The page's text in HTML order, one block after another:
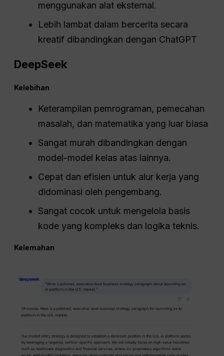
menggunakan alat eksternal.
Lebih lambat dalam bercerita secara
kreatif dibandingkan dengan ChatGPT
DeepSeek
Kelebihan
Keterampilan pemrograman, pemecahan
masalah, dan matematika yang luar biasa
Sangat murah dibandingkan dengan
model-model kelas atas lainnya.
Cepat dan efisien untuk alur kerja yang
didominasi oleh pengembang.
Sangat cocok untuk mengelola basis
kode yang kompleks dan logika teknis.
Kelemahan